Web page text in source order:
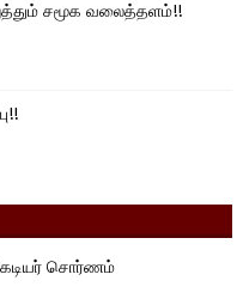
சமூக வலைத்தளம்!!
சொர்ணம்